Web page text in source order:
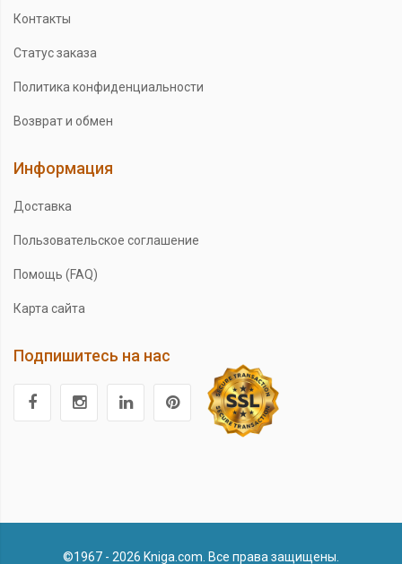
Контакты
Статус заказа
Политика конфиденциальности
Возврат и обмен
Информация
Доставка
Пользовательское соглашение
Помощь (FAQ)
Карта сайта
Подпишитесь на нас
©1967 - 2026 Kniga.com. Все права защищены.